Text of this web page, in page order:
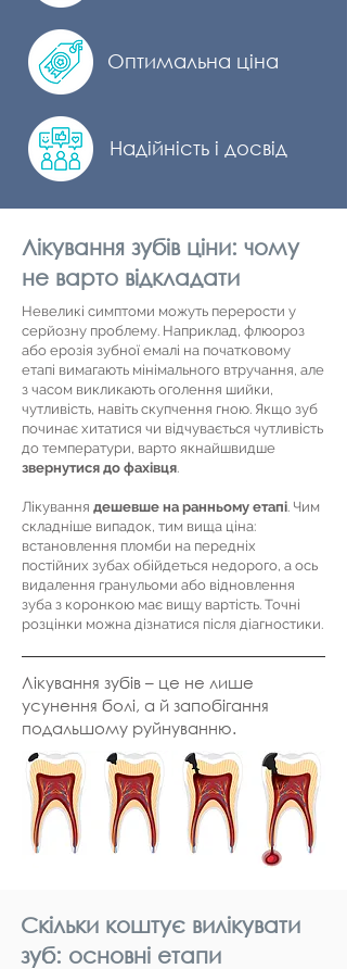
Оптимальна ціна
Надійність і досвід
Лікування зубів ціни: чому
не варто відкладати
Невеликі симптоми можуть перерости у
серйозну проблему. Наприклад, флюороз
або ерозія зубної емалі на початковому
етапі вимагають мінімального втручання, але
з часом викликають оголення шийки,
чутливість, навіть скупчення гною. Якщо зуб
починає хитатися чи відчувається чутливість
до температури, варто якнайшвидше
звернутися до фахівця.
Лікування дешевше на ранньому етапі. Чим
складніше випадок, тим вища ціна:
встановлення пломби на передніх
постійних зубах обійдеться недорого, а ось
видалення гранульоми або відновлення
зуба з коронкою має вищу вартість. Точні
розцінки можна дізнатися після діагностики.
Лікування зубів – це не лише
усунення болі, а й запобігання
подальшому руйнуванню.
Скільки коштує вилікувати
зуб: основні етапи